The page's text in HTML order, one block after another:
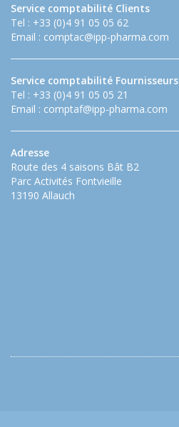
Service comptabilité Clients
Tel : +33 (0)4 91 05 05 62
Email : comptac@ipp-pharma.com
Service comptabilité Fournisseurs
Tel : +33 (0)4 91 05 05 21
Email : comptaf@ipp-pharma.com
Adresse
Route des 4 saisons Bât B2
Parc Activités Fontvieille
13190 Allauch